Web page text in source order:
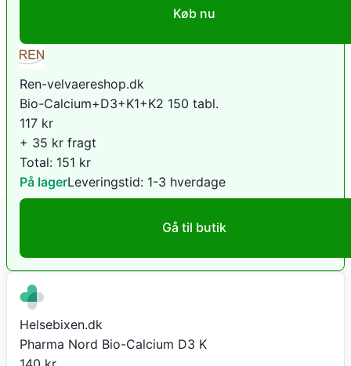
Køb nu
Ren-velvaereshop.dk
Bio-Calcium+D3+K1+K2 150 tabl.
117 kr
+ 35 kr fragt
Total: 151 kr
På lagerLeveringstid: 1-3 hverdage
Gå til butik
Helsebixen.dk
Pharma Nord Bio-Calcium D3 K